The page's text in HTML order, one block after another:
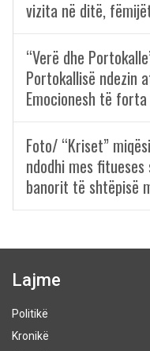
vizita në ditë,
“Verë dhe
Portokallisë ndezin
Emocionesh të
Foto/ “Kriset”
ndodhi mes
banorit të shtëpisë
Lajme
Politikë
Kronikë